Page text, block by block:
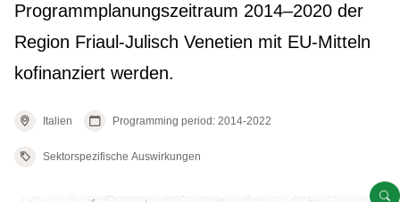
Programmplanungszeitraum 2014–2020 der
Region Friaul-Julisch Venetien mit EU-Mitteln
kofinanziert werden.
Italien Programming period: 2014-2022
Sektorspezifische Auswirkungen